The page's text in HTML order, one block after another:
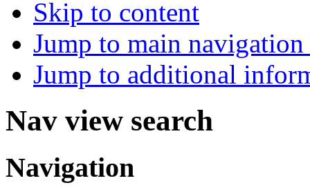
Skip to content
Jump to main
Jump to additional
Nav view search
Navigation